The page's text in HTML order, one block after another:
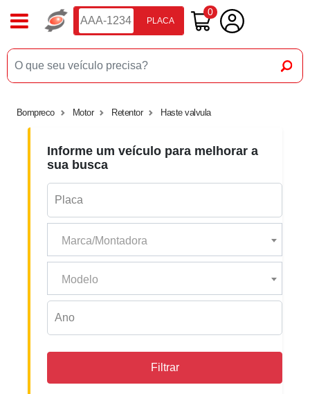
PLACA
0
Bompreco Motor Retentor Haste valvula
Informe um veículo para melhorar a
sua busca
Marca/Montadora
Modelo
Filtrar